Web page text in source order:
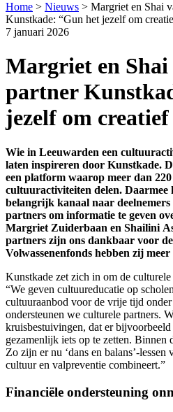
Home > Nieuws > Margriet en Shai
Kunstkade: “Gun het jezelf om
7 januari 2026
Margriet en
partner
jezelf om
Wie in Leeuwarden een
laten inspireren door Kunstkade.
een platform waarop meer dan 220
cultuuractiviteiten delen. Daarmee
belangrijk kanaal naar deelnemers
partners om informatie te geven
Margriet Zuiderbaan en Shailini
partners zijn ons dankbaar voor
Volwassenenfonds hebben zij
Kunstkade zet zich in om de
“We geven cultuureducatie op
cultuuraanbod voor de vrije tijd onder
ondersteunen we culturele partners. W
kruisbestuivingen, dat er bijvoorbeeld
gezamenlijk iets op te zetten. Binnen
Zo zijn er nu ‘dans en balans’-lessen
cultuur en valpreventie combineert.”
Financiële ondersteuning